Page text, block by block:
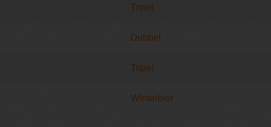
Tripel
Dubbel
Tripel
Winterbier